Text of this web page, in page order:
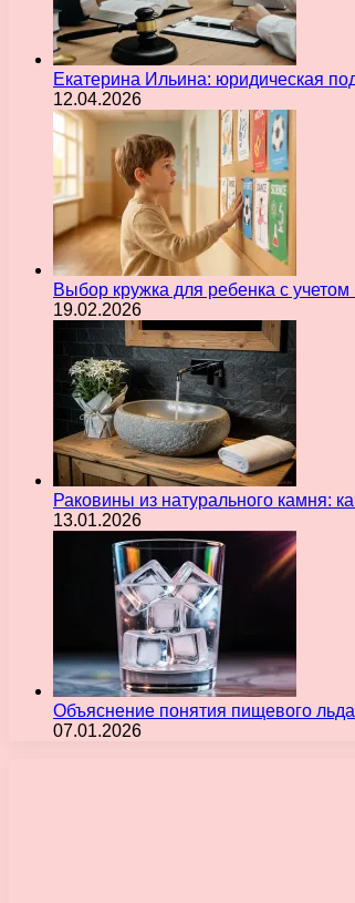
Екатерина Ильина: юридическая
12.04.2026
Выбор кружка для ребенка с
19.02.2026
Раковины из натурального камня:
13.01.2026
Объяснение понятия пищевого
07.01.2026